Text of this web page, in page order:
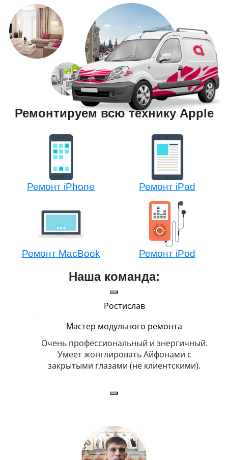
Ремонтируем всю технику Apple
Ремонт iPhone Ремонт iPad
Ремонт MacBook Ремонт iPod
Наша команда:
Ростислав
Мастер модульного ремонта
Очень профессиональный и энергичный.
Умеет жонглировать Айфонами с
закрытыми глазами (не клиентскими).